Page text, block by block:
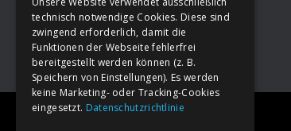
Footer →Deine Spende
technisch notwendige Cookies. Diese sind
zwingend erforderlich, damit die
Funktionen der Webseite fehlerfrei
bereitgestellt werden können (z. B.
Speichern von Einstellungen). Es werden
keine Marketing- oder Tracking-Cookies
eingesetzt. Datenschutzrichtlinie